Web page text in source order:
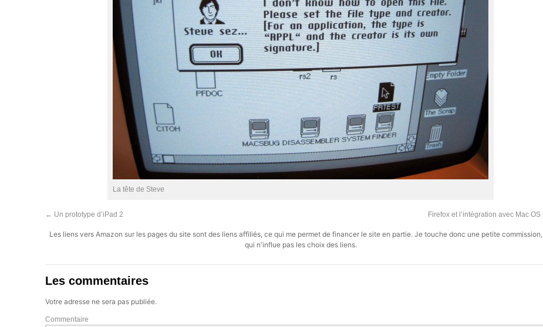
La tête de Steve
← Un prototype d’iPad 2 Firefox et l’intégration avec Mac OS
Les liens vers Amazon sur les pages du site sont des liens affiliés, ce qui me permet de financer le site en partie. Je touche donc une petite
qui n'influe pas les choix des liens.
Les commentaires
Votre adresse ne sera pas publiée.
Commentaire